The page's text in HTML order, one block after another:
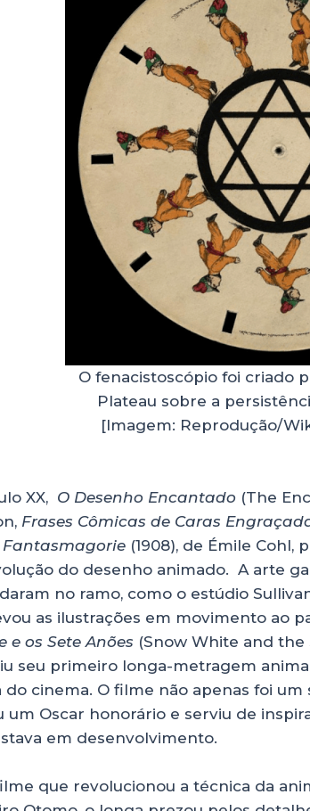
O fenacistoscópio foi criado
Plateau sobre a
[Imagem: Reprodução/
XX, O Desenho Encantado (The
Frases Cômicas de Caras
Fantasmagorie (1908), de Émile Cohl,
do desenho animado. A arte
no ramo, como o estúdio
as ilustrações em movimento ao
e os Sete Anões (Snow White and the
seu primeiro longa-metragem
do cinema. O filme não apenas foi
um Oscar honorário e serviu de
em desenvolvimento.
que revolucionou a técnica da